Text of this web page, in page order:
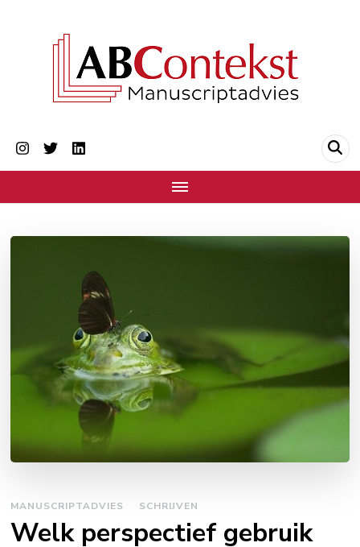
ABContekst
MANUSCRIPTADVIES SCHRIJVEN
Welk perspectief gebruik